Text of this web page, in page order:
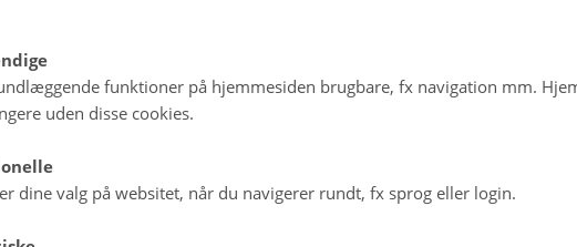
variationerne mellem forskellige forbrugersegmenter og
forskellige opfattelser af sundhed har på valget af
ORGHEALTH er en del af Organic RDD 2.2programmet, som
funktioner på hjemmesiden brugbare, fx navigation mm.
uden disse cookies.
dine valg på websitet, når du navigerer rundt, fx sprog eller login.